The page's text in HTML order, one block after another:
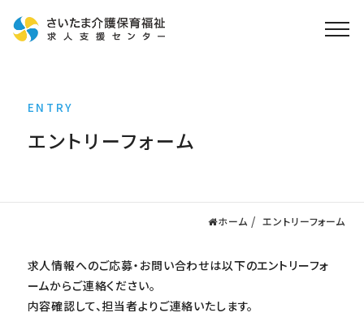
求人検索
就職・転職支援
無料
ご利用の流れ
よくある質問
ENTRY
エントリーフォーム
ホーム エントリーフォーム
求人情報へのご応募・お問い合わせは以下のエントリーフォ
ームからご連絡ください。
内容確認して、担当者よりご連絡いたします。